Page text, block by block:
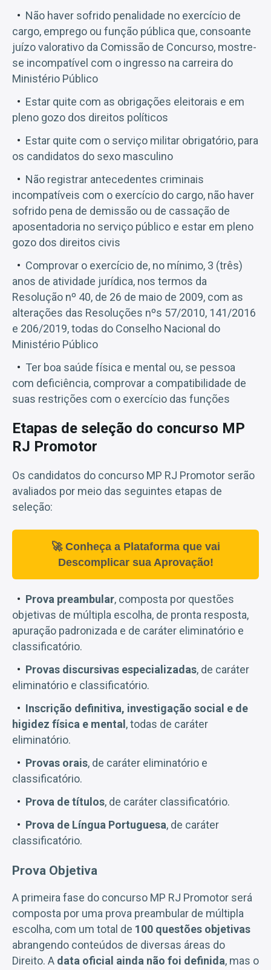
Não haver sofrido penalidade no exercício de
cargo, emprego ou função pública que, consoante
juízo valorativo da Comissão de Concurso, mostre-
se incompatível com o ingresso na carreira do
Ministério Público
Estar quite com as obrigações eleitorais e em
pleno gozo dos direitos políticos
Estar quite com o serviço militar obrigatório, para
os candidatos do sexo masculino
Não registrar antecedentes criminais
incompatíveis com o exercício do cargo, não haver
sofrido pena de demissão ou de cassação de
aposentadoria no serviço público e estar em pleno
gozo dos direitos civis
Comprovar o exercício de, no mínimo, 3 (três)
anos de atividade jurídica, nos termos da
Resolução nº 40, de 26 de maio de 2009, com as
alterações das Resoluções nºs 57/2010, 141/2016
e 206/2019, todas do Conselho Nacional do
Ministério Público
Ter boa saúde física e mental ou, se pessoa
com deficiência, comprovar a compatibilidade de
suas restrições com o exercício das funções
Etapas de seleção do concurso MP
RJ Promotor
Os candidatos do concurso MP RJ Promotor serão
avaliados por meio das seguintes etapas de
seleção:
🚀 Conheça a Plataforma que vai
Descomplicar sua Aprovação!
Prova preambular, composta por questões
objetivas de múltipla escolha, de pronta resposta,
apuração padronizada e de caráter eliminatório e
classificatório.
Provas discursivas especializadas, de caráter
eliminatório e classificatório.
Inscrição definitiva, investigação social e de
higidez física e mental , todas de caráter
eliminatório.
Provas orais, de caráter eliminatório e
classificatório.
Prova de títulos, de caráter classificatório.
Prova de Língua Portuguesa, de caráter
classificatório.
Prova Objetiva
A primeira fase do concurso MP RJ Promotor será
composta por uma prova preambular de múltipla
escolha, com um total de 100 questões objetivas
abrangendo conteúdos de diversas áreas do
Direito. A data oficial ainda não foi definida, mas o